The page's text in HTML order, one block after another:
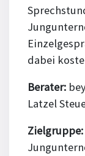
dabei
Berater:
Latzel
Zielgruppe: